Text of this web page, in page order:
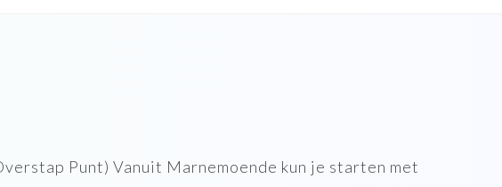
Punt) Vanuit Marnemoende kun je starten met